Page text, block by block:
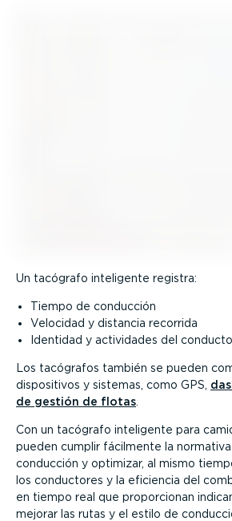
Un tacógrafo inteligente registra:
Tiempo de conducción
Velocidad y distancia recorrida
Identidad y actividades del
Los tacógrafos también se pueden
dispo­si­tivos y sistemas, como GPS,
de gestión de flotas
Con un tacógrafo inteligente para
pueden cumplir fácilmente la
conducción y optimizar, al mismo
los conductores y la eficiencia del
en tiempo real que propor­cionan
mejorar las rutas y el estilo de